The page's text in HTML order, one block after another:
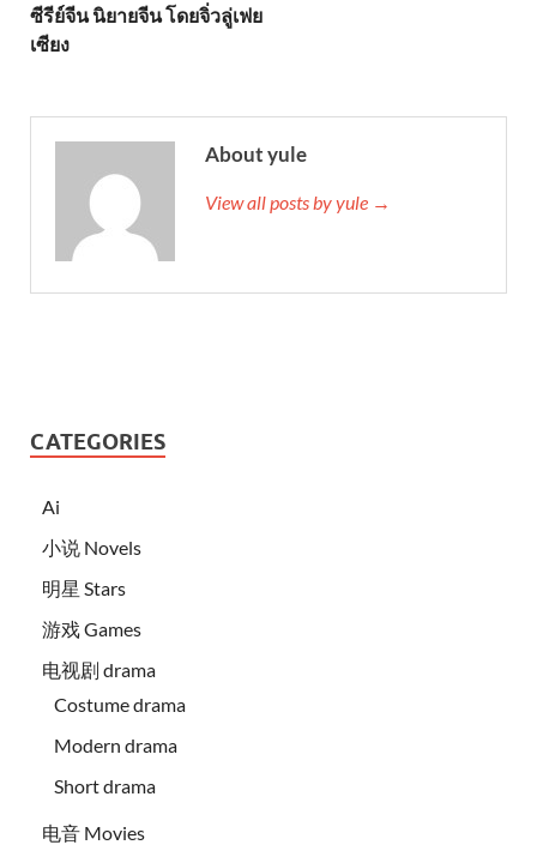
ซีรีย์จีน นิยายจีน โดยจิ่วลู่เฟย
เซียง
About yule
View all posts by yule →
CATEGORIES
Ai
小说 Novels
明星 Stars
游戏 Games
电视剧 drama
Costume drama
Modern drama
Short drama
电音 Movies